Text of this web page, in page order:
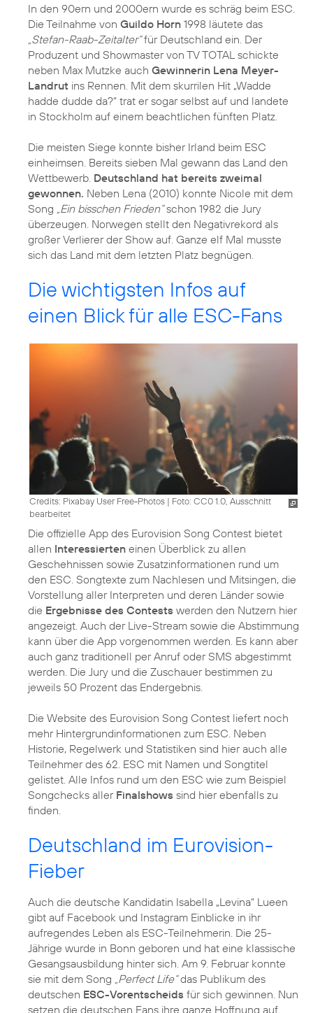
In den 90ern und 2000ern wurde es schräg beim ESC.
Die Teilnahme von Guildo Horn 1998 läutete das
„Stefan-Raab-Zeitalter“für Deutschland ein. Der
Produzent und Showmaster von TV TOTAL schickte
neben Max Mutzke auch Gewinnerin Lena Meyer-
Landrut ins Rennen. Mit dem skurrilen Hit „Wadde
hadde dudde da?“ trat er sogar selbst auf und landete
in Stockholm auf einem beachtlichen fünften Platz.
Die meisten Siege konnte bisher Irland beim ESC
einheimsen. Bereits sieben Mal gewann das Land den
Wettbewerb. Deutschland hat bereits zweimal
gewonnen. Neben Lena (2010) konnte Nicole mit dem
Song „Ein bisschen Frieden“schon 1982 die Jury
überzeugen. Norwegen stellt den Negativrekord als
großer Verlierer der Show auf. Ganze elf Mal musste
sich das Land mit dem letzten Platz begnügen.
Die wichtigsten Infos auf
einen Blick für alle ESC-Fans
Credits: Pixabay User Free-Photos | Foto: CC0 1.0, Ausschnitt
bearbeitet
Die offizielle App des Eurovision Song Contest bietet
allen Interessierten einen Überblick zu allen
Geschehnissen sowie Zusatzinformationen rund um
den ESC. Songtexte zum Nachlesen und Mitsingen, die
Vorstellung aller Interpreten und deren Länder sowie
die Ergebnisse des Contests werden den Nutzern hier
angezeigt. Auch der Live-Stream sowie die Abstimmung
kann über die App vorgenommen werden. Es kann aber
auch ganz traditionell per Anruf oder SMS abgestimmt
werden. Die Jury und die Zuschauer bestimmen zu
jeweils 50 Prozent das Endergebnis.
Die Website des Eurovision Song Contest liefert noch
mehr Hintergrundinformationen zum ESC. Neben
Historie, Regelwerk und Statistiken sind hier auch alle
Teilnehmer des 62. ESC mit Namen und Songtitel
gelistet. Alle Infos rund um den ESC wie zum Beispiel
Songchecks aller Finalshows sind hier ebenfalls zu
finden.
Deutschland im Eurovision-
Fieber
Auch die deutsche Kandidatin Isabella „Levina“ Lueen
gibt auf Facebook und Instagram Einblicke in ihr
aufregendes Leben als ESC-Teilnehmerin. Die 25-
Jährige wurde in Bonn geboren und hat eine klassische
Gesangsausbildung hinter sich. Am 9. Februar konnte
sie mit dem Song „Perfect Life“das Publikum des
deutschen ESC-Vorentscheids für sich gewinnen. Nun
setzen die deutschen Fans ihre ganze Hoffnung auf